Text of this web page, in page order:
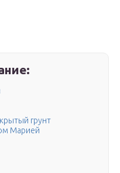
грунт
Марией